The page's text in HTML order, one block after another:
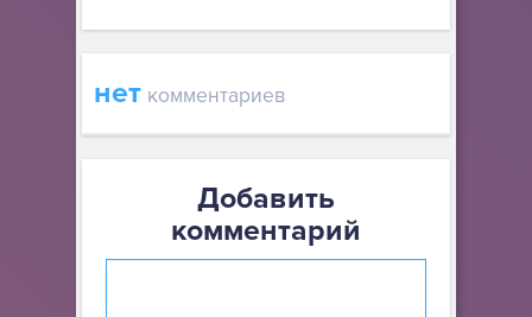
нет комментариев
Добавить
комментарий